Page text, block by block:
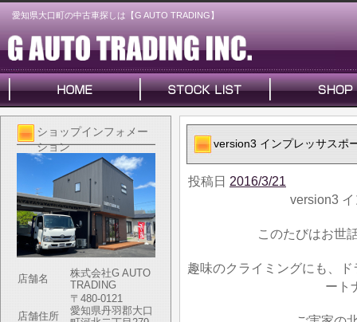
愛知県大口町の中古車探しは【G AUTO TRADING】
ショップインフォメー
ション
店舗名
株式会社G AUTO
TRADING
店舗住所
〒480-0121
愛知県丹羽郡大口
version3 インプレッサス
投稿日 2016/3/21
version3
このたびはお世
趣味のクライミングにも、
ート